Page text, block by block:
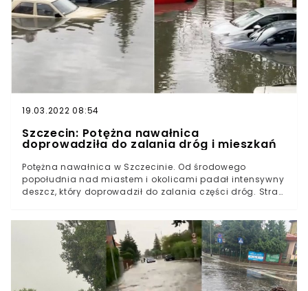
19.03.2022 08:54
Szczecin: Potężna nawałnica
doprowadziła do zalania dróg i mieszkań
Potężna nawałnica w Szczecinie. Od środowego
popołudnia nad miastem i okolicami padał intensywny
deszcz, który doprowadził do zalania części dróg. Straż
Szczecina. Katastrofalna ulewa Zalane samochody,
mieszkania i drogi to tylko część skutków nawałnicy,
która przeszła w środę przez Szczecin. Ulewa
doprowadziła do wielu poważnych zniszczeń. Od godz.
17.00 w środę do 8.00 dnia następnego szczecińska